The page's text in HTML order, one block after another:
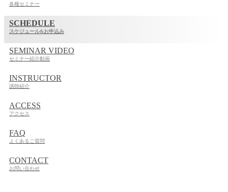
各種セミナー
SCHEDULE
スケジュール&お申込み
SEMINAR VIDEO
セミナー紹介動画
INSTRUCTOR
講師紹介
ACCESS
アクセス
FAQ
よくあるご質問
CONTACT
お問い合わせ